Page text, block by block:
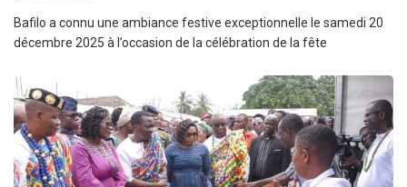
Bafilo a connu une ambiance festive exceptionnelle le samedi 20
décembre 2025 à l’occasion de la célébration de la fête